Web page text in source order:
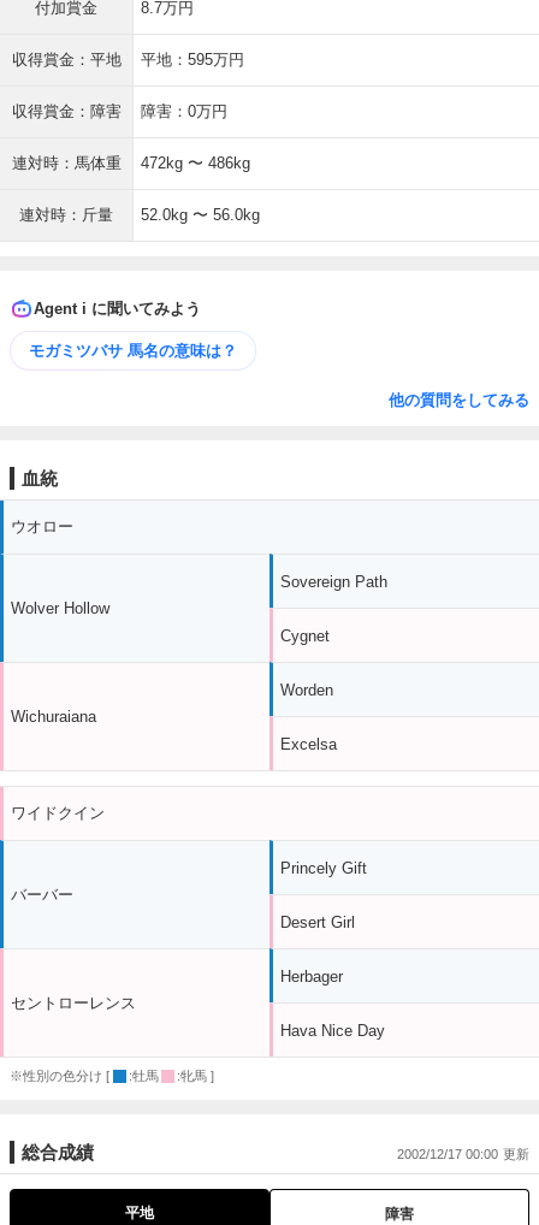
付加賞金 8.7万円
収得賞金：平地 平地：595万円
収得賞金：障害 障害：0万円
連対時：馬体重 472kg 〜 486kg
連対時：斤量 52.0kg 〜 56.0kg
Agent i に聞いてみよう
モガミツバサ 馬名の意味は？
他の質問をしてみる
血統
ウオロー
Wolver Hollow
Wichuraiana
Sovereign Path
Cygnet
Worden
Excelsa
ワイドクイン
バーバー
セントローレンス
Princely Gift
Desert Girl
Herbager
Hava Nice Day
※性別の色分け [ :牡馬 :牝馬 ]
総合成績 2002/12/17 00:00
平地 障害